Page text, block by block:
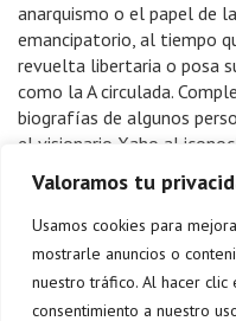
Valoramos tu
Usamos cookies para
mostrarle anuncios o
nuestro tráfico. Al hacer clic
consentimiento a nuestro
anarquismo o el papel de
emancipatorio, al tiempo
revuelta libertaria o posa
como la A circulada.
biografías de algunos
el visionario Xaho al
organizadores
Aransáez, hombres de
Félix Likiniano, mujeres
Hernáez, o «santos